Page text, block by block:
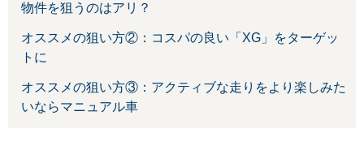
物件を狙うのはアリ？
オススメの狙い方②：コスパの良い「XG」をターゲッ
トに
オススメの狙い方③：アクティブな走りをより楽しみた
いならマニュアル車